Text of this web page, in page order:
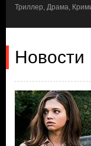
Триллер, Драма,
Новости